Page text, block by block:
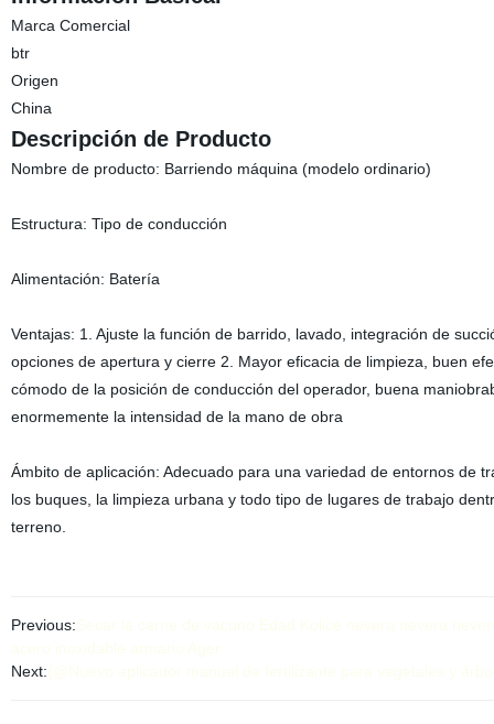
Marca Comercial
btr
Origen
China
Descripción de Producto
Nombre de producto: Barriendo máquina (modelo ordinario)
Estructura: Tipo de conducción
Alimentación: Batería
Ventajas: 1. Ajuste la función de barrido, lavado, integración de
opciones de apertura y cierre 2. Mayor eficacia de limpieza, buen
cómodo de la posición de conducción del operador, buena
enormemente la intensidad de la mano de obra
Ámbito de aplicación: Adecuado para una variedad de entornos de
los buques, la limpieza urbana y todo tipo de lugares de trabajo
terreno.
Previous:
Next: